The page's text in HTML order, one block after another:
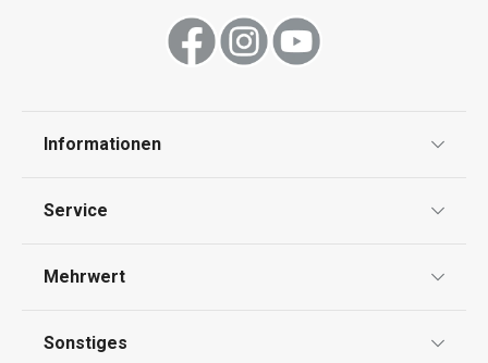
Informationen
Impressum
Service
Kontaktformular
Mehrwert
Sonstiges